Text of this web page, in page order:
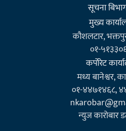
सूचना
मुख्य
कौशलटार,
०१-
कर्पाेरेट
मध्य बानेश्वर,
०१-४४७१४६८,
न्युज कारोबार